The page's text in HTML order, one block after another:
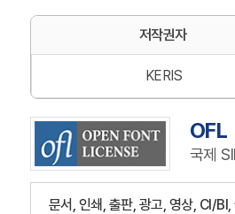
저작권자
KERIS
OFL
국제
문서, 인쇄, 출판, 광고, 영상, CI/